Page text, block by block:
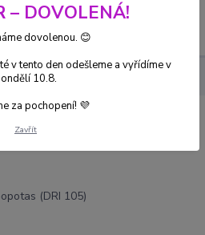
(DRI 105)
– DOVOLENÁ!
dovolenou. 😊
v tento den odešleme a vyřídíme v
10.8.
za pochopení! 💜
Zavřít